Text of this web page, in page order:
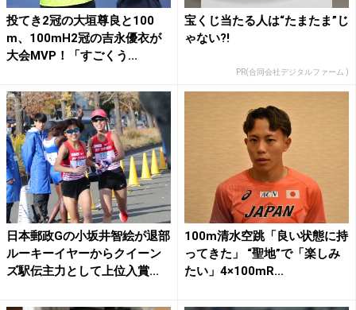
投てき2冠の大垣尊良と100
m、100mH2冠の吉永優衣が
大会MVP！「すごくう...
宝くじ当たる人は“たまたま”じ
ゃない?!
PR(合同会社デジタルファーム )
日本郵政Gの小坂井智絵が退部
ルーキーイヤーからクイーン
ズ駅伝主力として上位入賞...
100m清水空跳「良い状態に持
ってきた」 “聖地”で「楽しみ
たい」4×100mR...